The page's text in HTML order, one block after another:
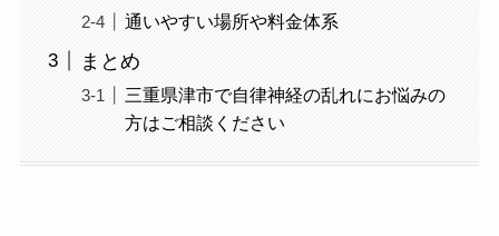
通いやすい場所や料金体系
まとめ
三重県津市で自律神経の乱れにお悩みの
方はご相談ください